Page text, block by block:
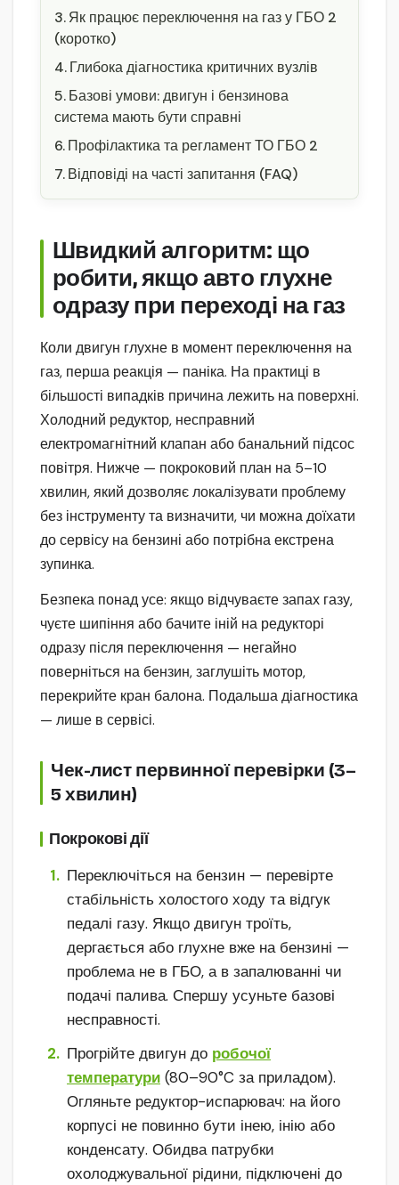
Як працює переключення на газ у ГБО 2
(коротко)
Глибока діагностика критичних вузлів
Базові умови: двигун і бензинова
система мають бути справні
Профілактика та регламент ТО ГБО 2
Відповіді на часті запитання (FAQ)
Швидкий алгоритм: що
робити, якщо авто глухне
одразу при переході на газ
Коли двигун глухне в момент переключення на
газ, перша реакція — паніка. На практиці в
більшості випадків причина лежить на поверхні.
Холодний редуктор, несправний
електромагнітний клапан або банальний підсос
повітря. Нижче — покроковий план на 5–10
хвилин, який дозволяє локалізувати проблему
без інструменту та визначити, чи можна доїхати
до сервісу на бензині або потрібна екстрена
зупинка.
Безпека понад усе: якщо відчуваєте запах газу,
чуєте шипіння або бачите іній на редукторі
одразу після переключення — негайно
поверніться на бензин, заглушіть мотор,
перекрийте кран балона. Подальша діагностика
— лише в сервісі.
Чек-лист первинної перевірки (3–
5 хвилин)
Покрокові дії
Переключіться на бензин — перевірте
стабільність холостого ходу та відгук
педалі газу. Якщо двигун троїть,
дергається або глухне вже на бензині —
проблема не в ГБО, а в запалюванні чи
подачі палива. Спершу усуньте базові
несправності.
Прогрійте двигун до робочої
температури (80–90°C за приладом).
Огляньте редуктор-испарювач: на його
корпусі не повинно бути інею, інію або
конденсату. Обидва патрубки
охолоджувальної рідини, підключені до